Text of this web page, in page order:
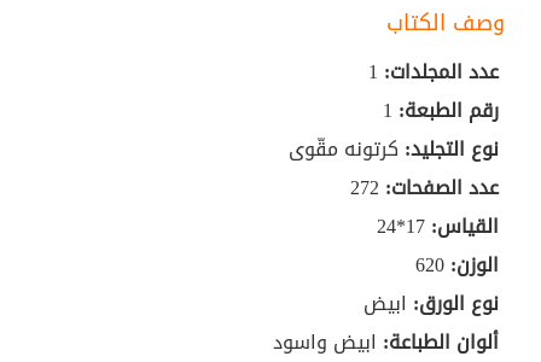
وصف الكتاب
عدد المجلدات: 1
رقم الطبعة: 1
نوع التجليد: كرتونه مقّوى
عدد الصفحات:272
القياس:17*24
الوزن:620
نوع الورق: ابيض
ألوان الطباعة: ابيض واسود